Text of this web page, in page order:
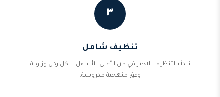
٣
تنظيف شامل
نبدأ بالتنظيف الاحترافي من الأعلى للأسفل — كل ركن وزاوية
وفق منهجية مدروسة.